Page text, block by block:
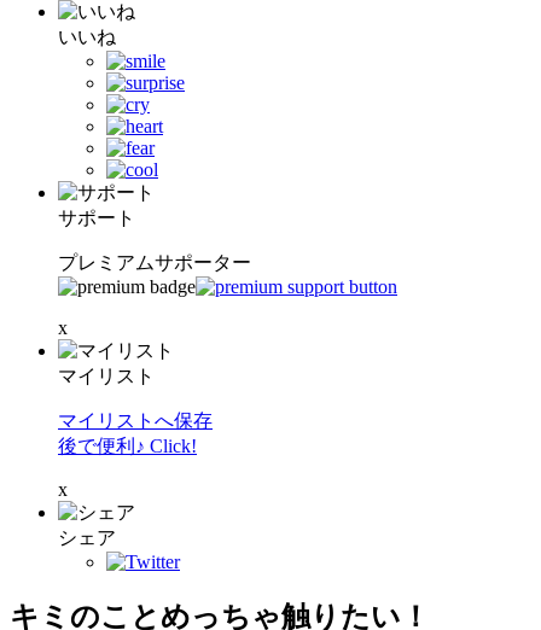
いいね
サポート
プレミアムサポーター
x
マイリスト
マイリストへ保存
後で便利♪ Click!
x
シェア
キミのことめっちゃ触りたい！